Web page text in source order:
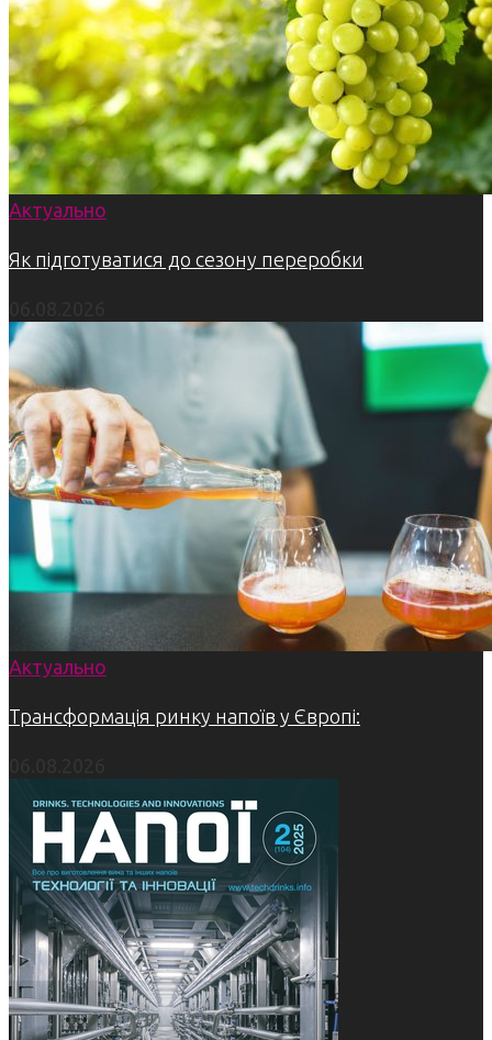
Актуально
Як підготуватися до сезону переробки
Актуально
Трансформація ринку напоїв у Європі: